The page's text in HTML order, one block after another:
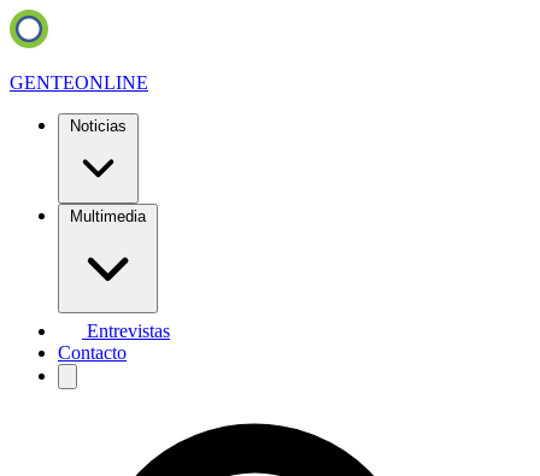
GENTEONLINE
Noticias
Multimedia
Entrevistas
Contacto